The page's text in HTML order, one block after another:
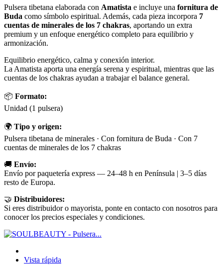
Pulsera tibetana elaborada con Amatista e incluye una fornitura de
Buda como símbolo espiritual. Además, cada pieza incorpora 7
cuentas de minerales de los 7 chakras, aportando un extra
premium y un enfoque energético completo para equilibrio y
armonización.
Equilibrio energético, calma y conexión interior.
La Amatista aporta una energía serena y espiritual, mientras que las
cuentas de los chakras ayudan a trabajar el balance general.
📦 Formato:
Unidad (1 pulsera)
🌍 Tipo y origen:
Pulsera tibetana de minerales · Con fornitura de Buda · Con 7
cuentas de minerales de los 7 chakras
🚚 Envío:
Envío por paquetería express — 24–48 h en Península | 3–5 días
resto de Europa.
🤝 Distribuidores:
Si eres distribuidor o mayorista, ponte en contacto con nosotros para
conocer los precios especiales y condiciones.
Vista rápida